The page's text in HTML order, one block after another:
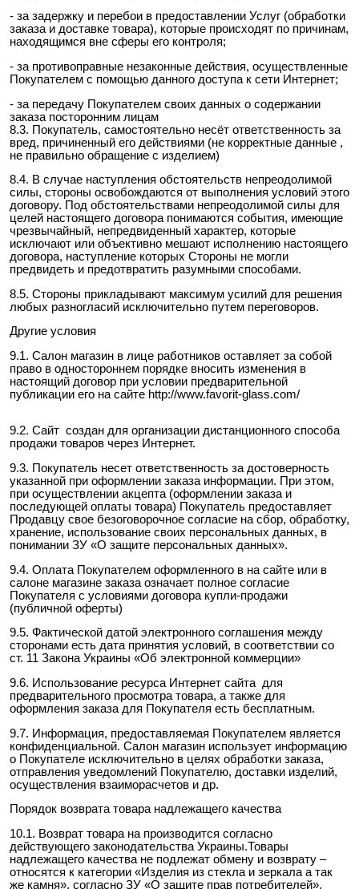
- за задержку и перебои в предоставлении Услуг (обработки
заказа и доставке товара), которые происходят по причинам,
находящимся вне сферы его контроля;
- за противоправные незаконные действия, осуществленные
Покупателем с помощью данного доступа к сети Интернет;
- за передачу Покупателем своих данных о содержании
заказа посторонним лицам
8.3. Покупатель, самостоятельно несёт ответственность за
вред, причиненный его действиями (не корректные данные ,
не правильно обращение с изделием)
8.4. В случае наступления обстоятельств непреодолимой
силы, стороны освобождаются от выполнения условий этого
договору. Под обстоятельствами непреодолимой силы для
целей настоящего договора понимаются события, имеющие
чрезвычайный, непредвиденный характер, которые
исключают или объективно мешают исполнению настоящего
договора, наступление которых Стороны не могли
предвидеть и предотвратить разумными способами.
8.5. Стороны прикладывают максимум усилий для решения
любых разногласий исключительно путем переговоров.
Другие условия
9.1. Салон магазин в лице работников оставляет за собой
право в одностороннем порядке вносить изменения в
настоящий договор при условии предварительной
публикации его на сайте http://www.favorit-glass.com/
9.2. Сайт создан для организации дистанционного способа
продажи товаров через Интернет.
9.3. Покупатель несет ответственность за достоверность
указанной при оформлении заказа информации. При этом,
при осуществлении акцепта (оформлении заказа и
последующей оплаты товара) Покупатель предоставляет
Продавцу свое безоговорочное согласие на сбор, обработку,
хранение, использование своих персональных данных, в
понимании ЗУ «О защите персональных данных».
9.4. Оплата Покупателем оформленного в на сайте или в
салоне магазине заказа означает полное согласие
Покупателя с условиями договора купли-продажи
(публичной оферты)
9.5. Фактической датой электронного соглашения между
сторонами есть дата принятия условий, в соответствии со
ст. 11 Закона Украины «Об электронной коммерции»
9.6. Использование ресурса Интернет сайта для
предварительного просмотра товара, а также для
оформления заказа для Покупателя есть бесплатным.
9.7. Информация, предоставляемая Покупателем является
конфиденциальной. Салон магазин использует информацию
о Покупателе исключительно в целях обработки заказа,
отправления уведомлений Покупателю, доставки изделий,
осуществления взаиморасчетов и др.
Порядок возврата товара надлежащего качества
10.1. Возврат товара на производится согласно
действующего законодательства Украины.Товары
надлежащего качества не подлежат обмену и возврату –
относятся к категории «Изделия из стекла и зеркала а так
же камня», согласно ЗУ «О защите прав потребителей».